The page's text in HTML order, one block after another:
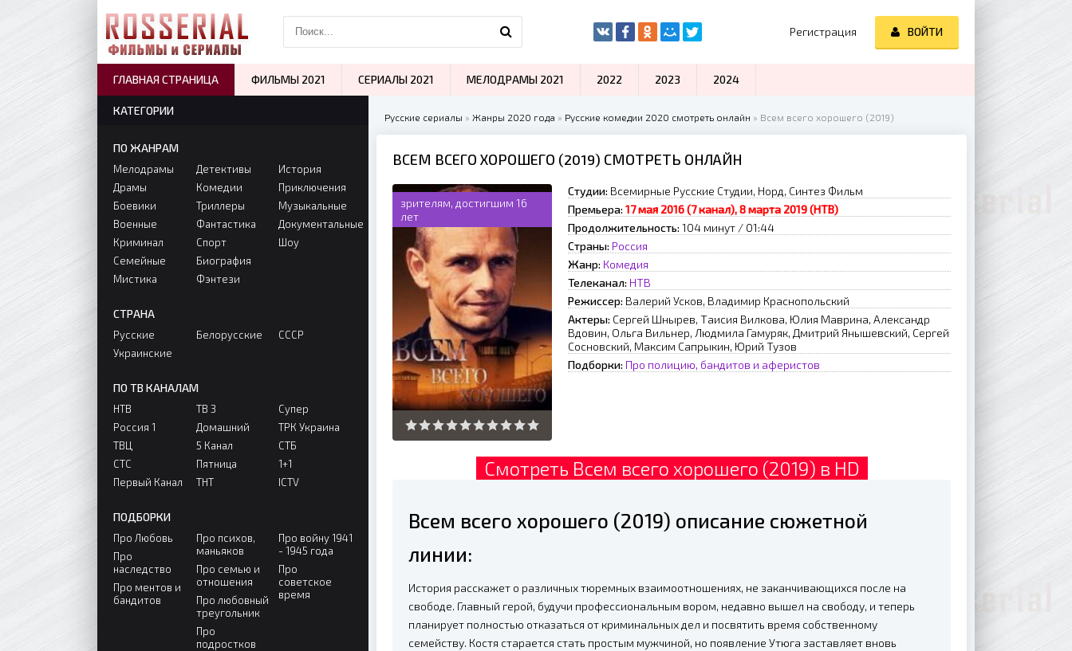
Русские сериалы » Жанры 2020 года » Русские комедии 2020 смотреть онлайн » Всем всего хорошего (2019)
ВСЕМ ВСЕГО ХОРОШЕГО (2019) СМОТРЕТЬ ОНЛАЙН
зрителям, достигшим 16
лет
Студии: Всемирные Русские Студии, Норд, Синтез Фильм
Премьера: 17 мая 2016 (7 канал), 8 марта 2019 (НТВ)
Продолжительность: 104 минут / 01:44
Страны: Россия
Жанр: Комедия
Телеканал: НТВ
Режиссер: Валерий Усков, Владимир Краснопольский
Актеры: Сергей Шнырев, Таисия Вилкова, Юлия Маврина, Александр
Вдовин, Ольга Вильнер, Людмила Гамуряк, Дмитрий Янышевский, Сергей
Сосновский, Максим Сапрыкин, Юрий Тузов
Подборки: Про полицию, бандитов и аферистов
Смотреть Всем всего хорошего (2019) в HD
Всем всего хорошего (2019) описание сюжетной
линии:
История расскажет о различных тюремных взаимоотношениях, не заканчивающихся после на
свободе. Главный герой, будучи профессиональным вором, недавно вышел на свободу, и теперь
планирует полностью отказаться от криминальных дел и посвятить время собственному
семейству. Костя старается стать простым мужчиной, но появление Утюга заставляет вновь
КАТЕГОРИИ
ПО ЖАНРАМ
Мелодрамы
Драмы
Боевики
Военные
Криминал
Семейные
Мистика
Детективы
Комедии
Триллеры
Фантастика
Спорт
Биография
Фэнтези
История
Приключения
Музыкальные
Документальные
Шоу
СТРАНА
Русские
Украинские
Белорусские СССР
ПО ТВ КАНАЛАМ
НТВ
Россия 1
ТВЦ
СТС
Первый Канал
ТВ 3
Домашний
5 Канал
Пятница
ТНТ
Супер
ТРК Украина
СТБ
1+1
ICTV
ПОДБОРКИ
Про Любовь
Про
наследство
Про ментов и
бандитов
Про психов,
маньяков
Про семью и
отношения
Про любовный
треугольник
Про
подростков
Про войну 1941
- 1945 года
Про
советское
время
Регистрация ВОЙТИ
ГЛАВНАЯ СТРАНИЦА ФИЛЬМЫ 2021 СЕРИАЛЫ 2021 МЕЛОДРАМЫ 2021 2022 2023 2024